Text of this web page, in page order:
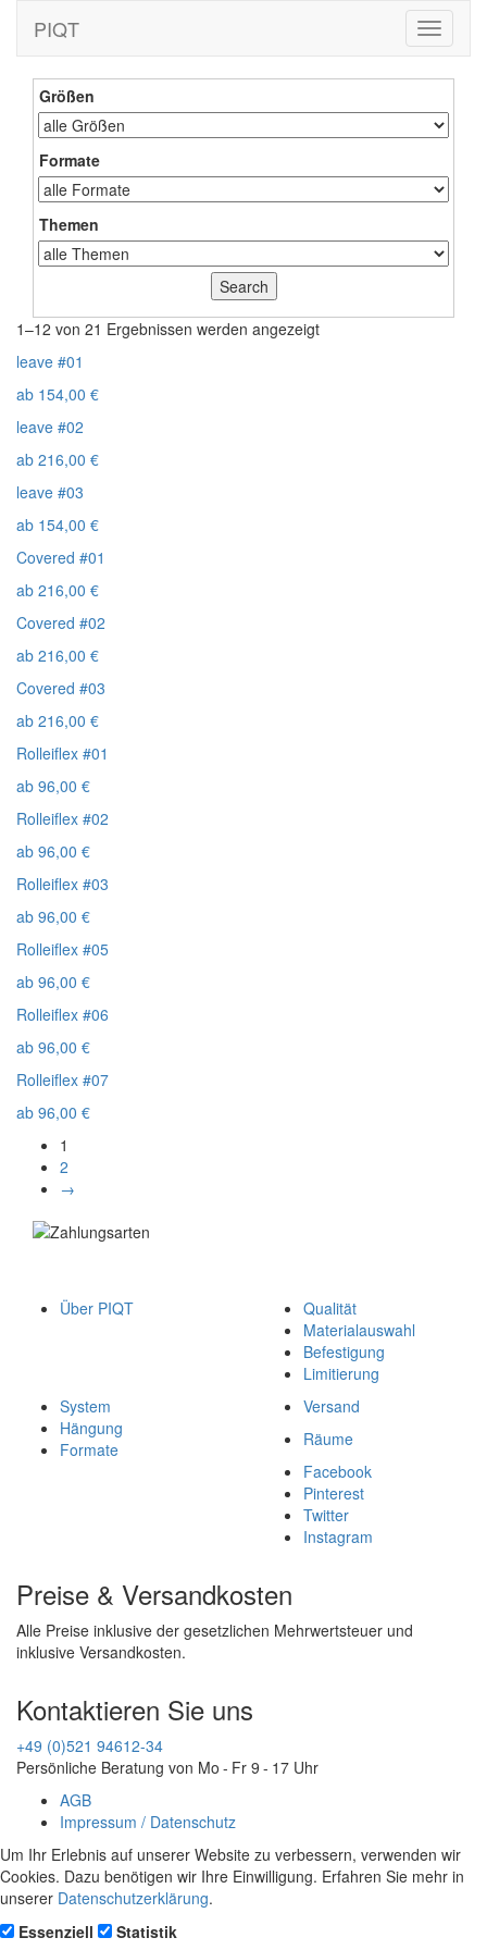
Toggle
PIQT
Größen
Formate
Themen
1–12 von 21 Ergebnissen werden angezeigt
leave #01
ab 154,00 €
leave #02
ab 216,00 €
leave #03
ab 154,00 €
Covered #01
ab 216,00 €
Covered #02
ab 216,00 €
Covered #03
ab 216,00 €
Rolleiflex #01
ab 96,00 €
Rolleiflex #02
ab 96,00 €
Rolleiflex #03
ab 96,00 €
Rolleiflex #05
ab 96,00 €
Rolleiflex #06
ab 96,00 €
Rolleiflex #07
ab 96,00 €
1
2
→
Über PIQT
Qualität
Materialauswahl
Befestigung
Limitierung
System
Hängung
Formate
Versand
Räume
Facebook
Pinterest
Twitter
Instagram
Preise & Versandkosten
Alle Preise inklusive der gesetzlichen Mehrwertsteuer und
inklusive Versandkosten.
Kontaktieren Sie uns
+49 (0)521 94612-34
Persönliche Beratung von Mo - Fr 9 - 17 Uhr
AGB
Impressum / Datenschutz
Um Ihr Erlebnis auf unserer Website zu verbessern, verwenden wir
Cookies. Dazu benötigen wir Ihre Einwilligung. Erfahren Sie mehr in
unserer Datenschutzerklärung.
Essenziell
Statistik